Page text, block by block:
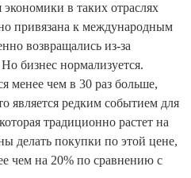
в таких отраслях
привязана к международным
возвращались из-за
бизнес нормализуется.
менее чем в 30 раз больше,
является редким событием для
традиционно растет на
делать покупки по этой цене,
чем на 20% по сравнению с